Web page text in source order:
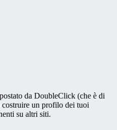
da DoubleClick (che è di
un profilo dei tuoi
su altri siti.